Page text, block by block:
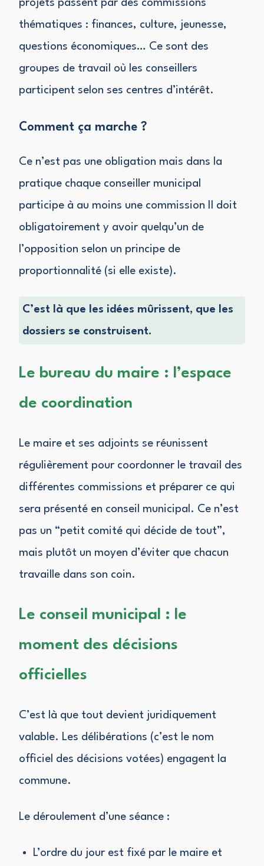
projets passent par des commissions
thématiques : finances, culture, jeunesse,
questions économiques… Ce sont des
groupes de travail où les conseillers
participent selon ses centres d’intérêt.
Comment ça marche ?
Ce n’est pas une obligation mais dans la
pratique chaque conseiller municipal
participe à au moins une commission Il doit
obligatoirement y avoir quelqu’un de
l’opposition selon un principe de
proportionnalité (si elle existe).
C’est là que les idées mûrissent, que les
dossiers se construisent.
Le bureau du maire : l’espace
de coordination
Le maire et ses adjoints se réunissent
régulièrement pour coordonner le travail des
différentes commissions et préparer ce qui
sera présenté en conseil municipal. Ce n’est
pas un “petit comité qui décide de tout”,
mais plutôt un moyen d’éviter que chacun
travaille dans son coin.
Le conseil municipal : le
moment des décisions
officielles
C’est là que tout devient juridiquement
valable. Les délibérations (c’est le nom
officiel des décisions votées) engagent la
commune.
Le déroulement d’une séance :
L’ordre du jour est fixé par le maire et